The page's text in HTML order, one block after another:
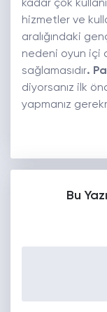
kadar çok
hizmetler ve
aralığındaki
nedeni oyun içi
sağlamasıdır.
diyorsanız ilk
yapmanız
Bu